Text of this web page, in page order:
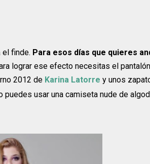
el finde. Para esos días que quieres
lograr ese efecto necesitas el
2012 de Karina Latorre y unos
puedes usar una camiseta nude de